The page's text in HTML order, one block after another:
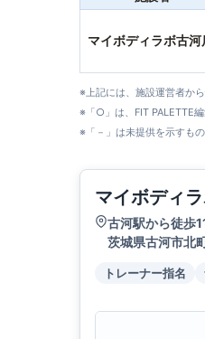
マイボディラボ古河
※上記には、施設運営者か
※「○」は、FIT PALETTE
※「－」は未提供を示すも
マイボディ
古河駅から徒歩
茨城県古河市北
トレーナー指名